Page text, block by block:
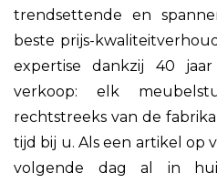
trendsettende en
beste prijs-
expertise dankzij 40
verkoop: elk
rechtstreeks van de
tijd bij u. Als een artikel op
volgende dag al in